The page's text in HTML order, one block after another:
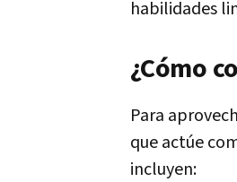
habilidades
¿Cómo
Para
que actúe
incluyen: